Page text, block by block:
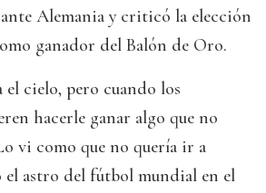
Alemania y criticó la elección
ganador del Balón de Oro.
cielo, pero cuando los
hacerle ganar algo que no
vi como que no quería ir a
astro del fútbol mundial en el